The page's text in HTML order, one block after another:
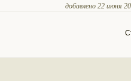
добавлено 22 июня